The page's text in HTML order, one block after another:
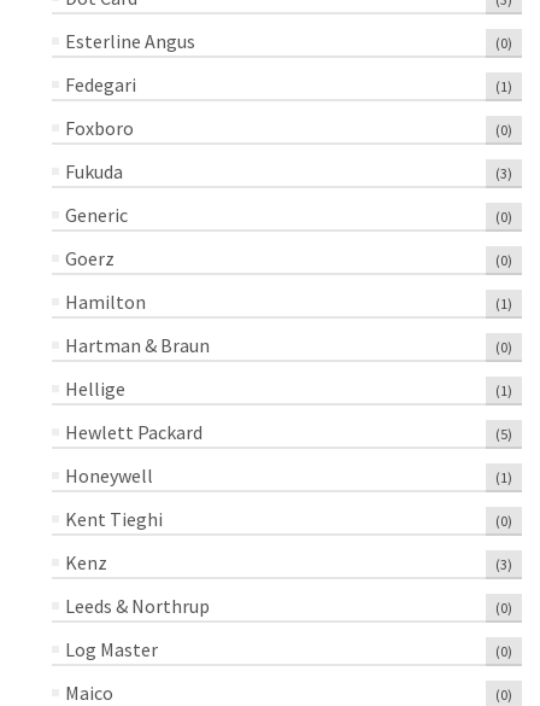
Esterline Angus (0)
Fedegari (1)
Foxboro (0)
Fukuda (3)
Generic (0)
Goerz (0)
Hamilton (1)
Hartman & Braun (0)
Hellige (1)
Hewlett Packard (5)
Honeywell (1)
Kent Tieghi (0)
Kenz (3)
Leeds & Northrup (0)
Log Master (0)
Maico (0)